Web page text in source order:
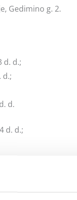
Gedimino g. 2.
d. d.;
d.;
d.
d. d.;